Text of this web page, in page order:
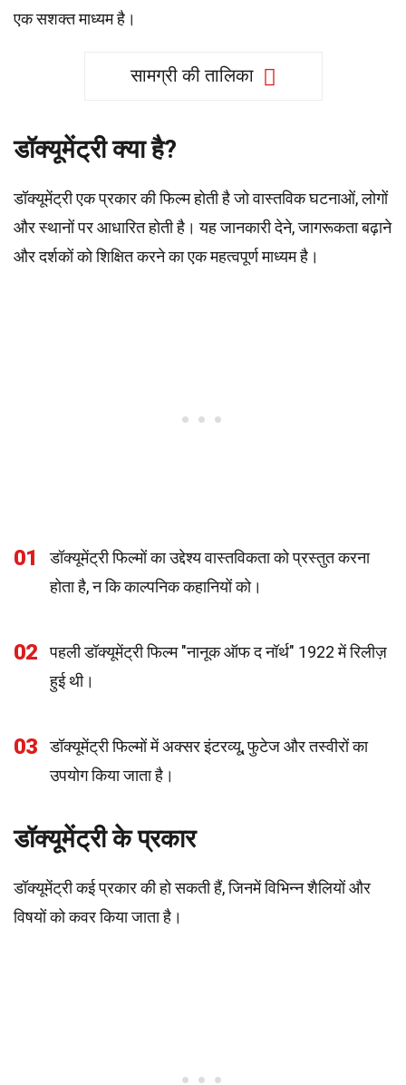
एक सशक्त माध्यम है।
सामग्री की तालिका
डॉक्यूमेंट्री क्या है?
डॉक्यूमेंट्री एक प्रकार की फिल्म होती है जो वास्तविक घटनाओं, लोगों
और स्थानों पर आधारित होती है। यह जानकारी देने, जागरूकता बढ़ाने
और दर्शकों को शिक्षित करने का एक महत्वपूर्ण माध्यम है।
01
डॉक्यूमेंट्री फिल्मों का उद्देश्य वास्तविकता को प्रस्तुत करना
होता है, न कि काल्पनिक कहानियों को।
02
पहली डॉक्यूमेंट्री फिल्म "नानूक ऑफ द नॉर्थ" 1922 में रिलीज़
हुई थी।
03
डॉक्यूमेंट्री फिल्मों में अक्सर इंटरव्यू, फुटेज और तस्वीरों का
उपयोग किया जाता है।
डॉक्यूमेंट्री के प्रकार
डॉक्यूमेंट्री कई प्रकार की हो सकती हैं, जिनमें विभिन्न शैलियों और
विषयों को कवर किया जाता है।